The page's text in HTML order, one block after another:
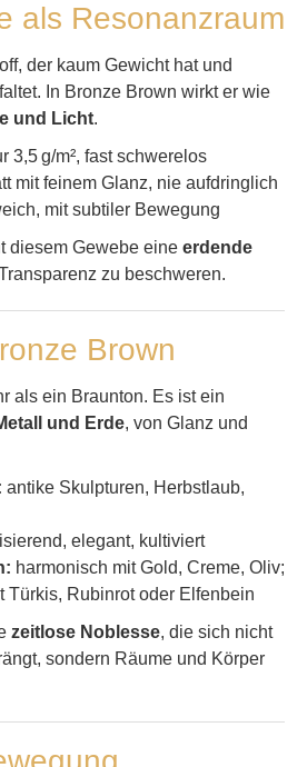
als Resonanzraum
der kaum Gewicht hat und
In Bronze Brown wirkt er wie
und Licht.
3,5 g/m², fast schwerelos
mit feinem Glanz, nie aufdringlich
mit subtiler Bewegung
diesem Gewebe eine erdende
zu beschweren.
Brown
als ein Braunton. Es ist ein
und Erde, von Glanz und
antike Skulpturen, Herbstlaub,
elegant, kultiviert
harmonisch mit Gold, Creme, Oliv;
Türkis, Rubinrot oder Elfenbein
zeitlose Noblesse, die sich nicht
sondern Räume und Körper